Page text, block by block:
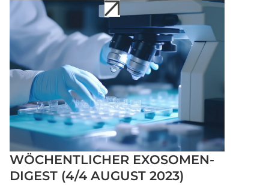
WÖCHENTLICHER EXOSOMEN-
DIGEST (4/4 AUGUST 2023)